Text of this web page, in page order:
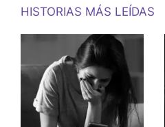
HISTORIAS MÁS LEÍDAS